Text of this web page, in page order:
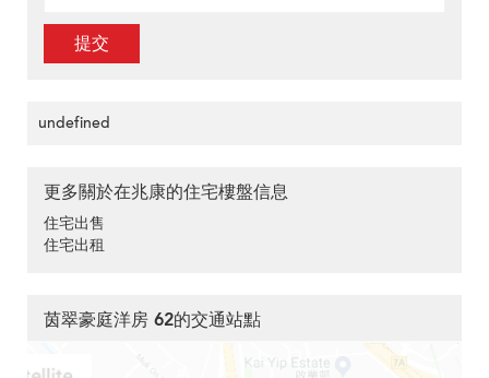
提交
undefined
更多關於在兆康的住宅樓盤信息
住宅出售
住宅出租
茵翠豪庭洋房 62的交通站點